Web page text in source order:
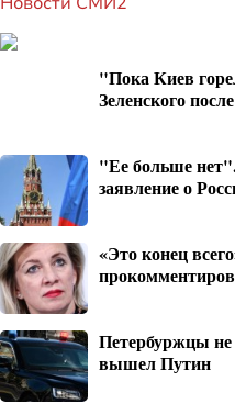
"Пока Киев
Зеленского
"Ее больше
заявление о
«Это конец
Петербуржцы не
вышел Путин